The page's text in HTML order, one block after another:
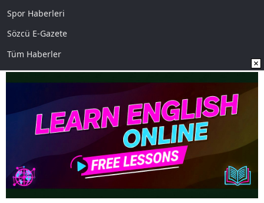
Spor Haberleri
Sözcü E-Gazete
Tüm Haberler
İletişim
Reklam Ver
Vefat İlanları